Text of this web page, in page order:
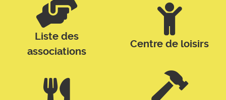
Liste des
associations
Centre de loisirs